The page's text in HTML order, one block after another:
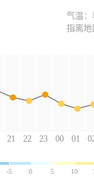
21 22 23 00 01
气温：
指离地
-5 0 5 10